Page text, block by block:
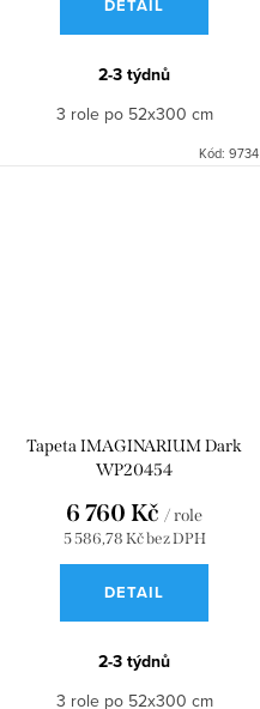
DETAIL
2-3 týdnů
3 role po 52x300 cm
Kód: 9734
Tapeta IMAGINARIUM Dark
WP20454
5 586,78 Kč bez DPH
6 760 Kč / role
DETAIL
2-3 týdnů
3 role po 52x300 cm